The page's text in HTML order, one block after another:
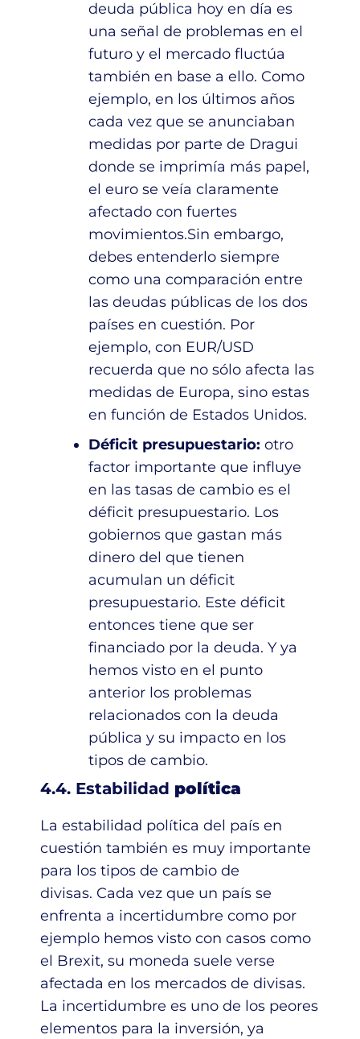
deuda pública hoy en día es
una señal de problemas en el
futuro y el mercado fluctúa
también en base a ello. Como
ejemplo, en los últimos años
cada vez que se anunciaban
medidas por parte de Dragui
donde se imprimía más papel,
el euro se veía claramente
afectado con fuertes
movimientos.Sin embargo,
debes entenderlo siempre
como una comparación entre
las deudas públicas de los dos
países en cuestión. Por
ejemplo, con EUR/USD
recuerda que no sólo afecta las
medidas de Europa, sino estas
en función de Estados Unidos.
Déficit presupuestario: otro
factor importante que influye
en las tasas de cambio es el
déficit presupuestario. Los
gobiernos que gastan más
dinero del que tienen
acumulan un déficit
presupuestario. Este déficit
entonces tiene que ser
financiado por la deuda. Y ya
hemos visto en el punto
anterior los problemas
relacionados con la deuda
pública y su impacto en los
tipos de cambio.
4.4. Estabilidad política
La estabilidad política del país en
cuestión también es muy importante
para los tipos de cambio de
divisas. Cada vez que un país se
enfrenta a incertidumbre como por
ejemplo hemos visto con casos como
el Brexit, su moneda suele verse
afectada en los mercados de divisas.
La incertidumbre es uno de los peores
elementos para la inversión, ya